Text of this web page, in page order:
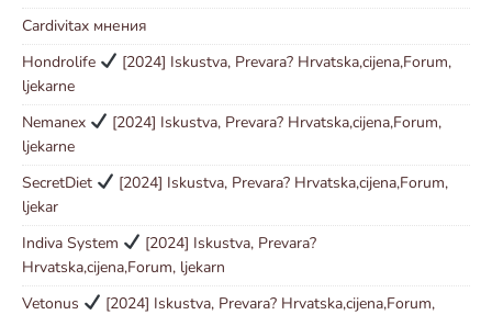
Cardivitax мнения
Hondrolife
[2024] Iskustva, Prevara? Hrvatska,cijena,Forum,
ljekarne
Nemanex
[2024] Iskustva, Prevara? Hrvatska,cijena,Forum,
ljekarne
SecretDiet
[2024] Iskustva, Prevara? Hrvatska,cijena,Forum,
ljekar
Indiva System
[2024] Iskustva, Prevara?
Hrvatska,cijena,Forum, ljekarn
Vetonus
[2024] Iskustva, Prevara? Hrvatska,cijena,Forum,